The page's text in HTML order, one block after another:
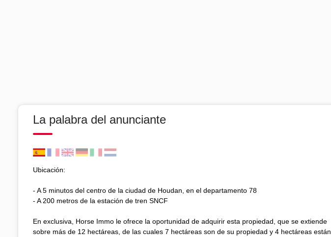
La palabra del anunciante
Ubicación:
- A 5 minutos del centro de la ciudad de Houdan, en el departamento 78
- A 200 metros de la estación de tren SNCF
En exclusiva, Horse Immo le ofrece la oportunidad de adquirir esta propiedad, que se extiende
sobre más de 12 hectáreas, de las cuales 7 hectáreas son de su propiedad y 4 hectáreas están